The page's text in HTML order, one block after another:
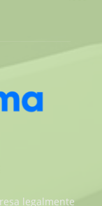
legalmente